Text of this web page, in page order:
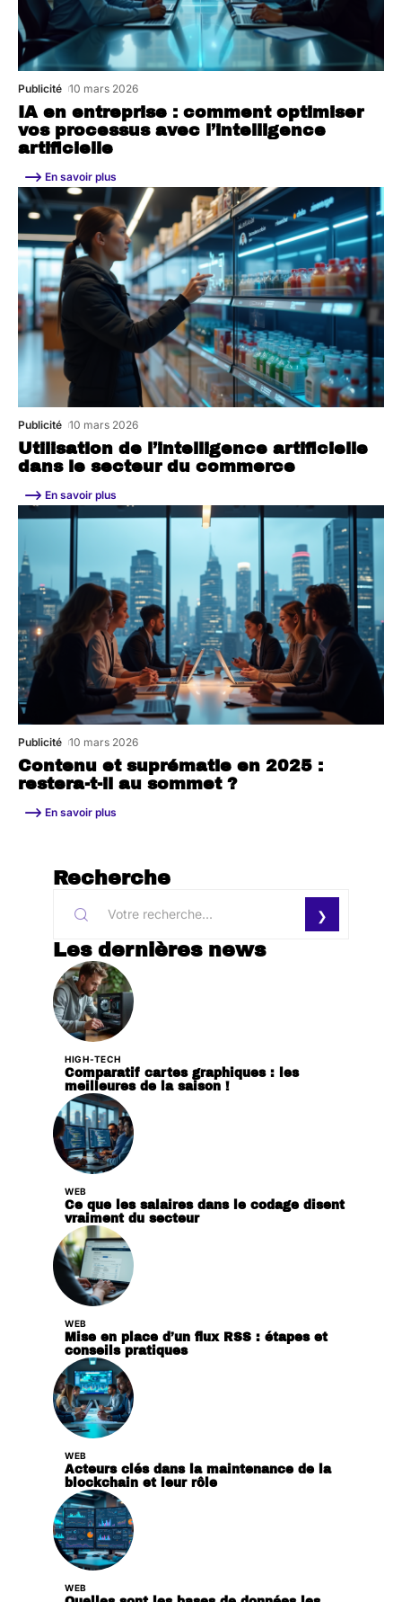
IA en entreprise : comment optimiser
vos processus avec l’intelligence
artificielle
Publicité 10 mars 2026
En savoir plus
Utilisation de l’intelligence artificielle
dans le secteur du commerce
Publicité 10 mars 2026
En savoir plus
Contenu et suprématie en 2025 :
restera-t-il au sommet ?
Publicité 10 mars 2026
En savoir plus
Recherche
Les dernières news
HIGH-TECH
Comparatif cartes graphiques : les
meilleures de la saison !
WEB
Ce que les salaires dans le codage disent
vraiment du secteur
WEB
Mise en place d’un flux RSS : étapes et
conseils pratiques
WEB
Acteurs clés dans la maintenance de la
blockchain et leur rôle
WEB